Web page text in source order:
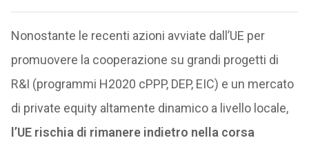
Nonostante le recenti azioni avviate dall’UE per
promuovere la cooperazione su grandi progetti di
R&I (programmi H2020 cPPP, DEP, EIC) e un mercato
di private equity altamente dinamico a livello locale,
l’UE rischia di rimanere indietro nella corsa